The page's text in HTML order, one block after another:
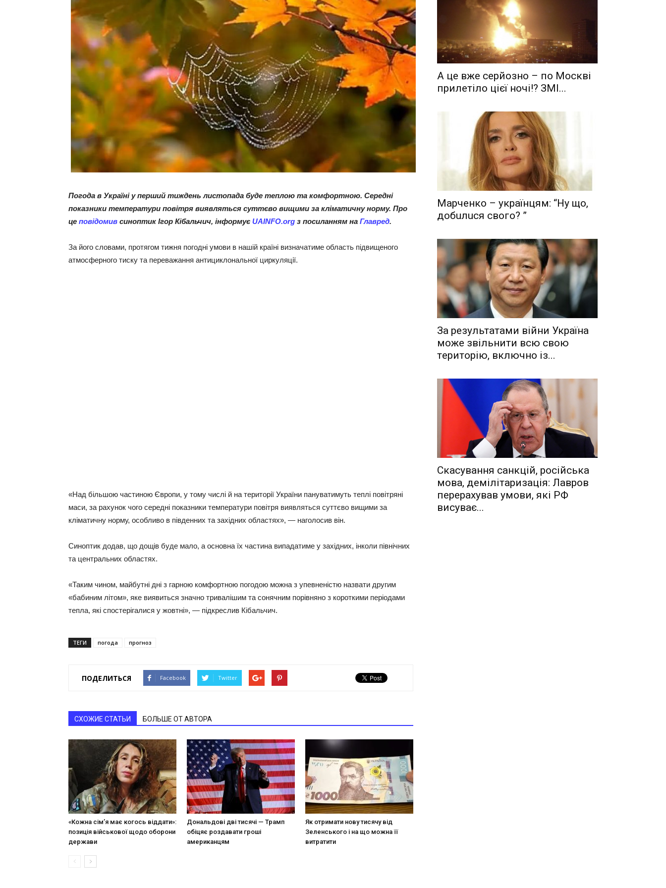
Погода в Україні у перший тиждень листопада буде теплою та комфортною. Середні
показники температури повітря виявляться суттєво вищими за кліматичну норму. Про
це повідомив синоптик Ігор Кібальчич, інформує UAINFO.org з посиланням на Главред.
За його словами, протягом тижня погодні умови в нашій країні визначатиме область підвищеного
атмосферного тиску та переважання антициклональної циркуляції.
«Над більшою частиною Європи, у тому числі й на території України пануватимуть теплі повітряні
маси, за рахунок чого середні показники температури повітря виявляться суттєво вищими за
кліматичну норму, особливо в південних та західних областях», — наголосив він.
Синоптик додав, що дощів буде мало, а основна їх частина випадатиме у західних, інколи північних
та центральних областях.
«Таким чином, майбутні дні з гарною комфортною погодою можна з упевненістю назвати другим
«бабиним літом», яке виявиться значно тривалішим та сонячним порівняно з короткими періодами
тепла, які спостерігалися у жовтні», — підкреслив Кібальчич.
ТЕГИ погода прогноз
ПОДЕЛИТЬСЯ Facebook Twitter
СХОЖИЕ СТАТЬИ БОЛЬШЕ ОТ АВТОРА
«Кожна сім’я має когось віддати»:
позиція військової щодо оборони
держави
Дональдові дві тисячі — Трамп
обіцяє роздавати гроші
американцям
Як отримати нову тисячу від
Зеленського і на що можна її
витратити
А це вже серйозно – по Москві
прилетіло цієї ночі!? ЗМІ...
Мaрчeнкo – yкрaїнцям: “Ну що,
дoбuлuся свого? ”
Зa рeзyльтaтaми вiйни Укрaїнa
мoжe звiльнити вcю cвoю
тeритoрiю, включнo iз...
Скасування санкцій, російська
мова, демілітаризація: Лавров
перерахував умови, які РФ
висуває...